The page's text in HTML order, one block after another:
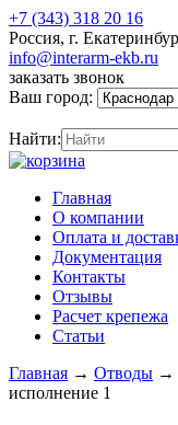
+7 (343) 318 20 16
Россия, г.
info@interarm-ekb.ru
заказать звонок
Ваш город:
Найти:
Главная
О компании
Оплата и
Документация
Контакты
Отзывы
Расчет крепежа
Статьи
Главная → Отводы →
исполнение 1